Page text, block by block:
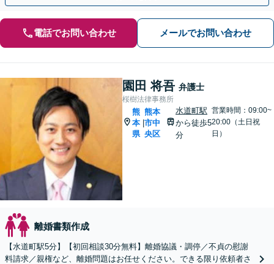
電話でお問い合わせ メールでお問い合わせ
園田 将吾 弁護士
桜樹法律事務所
熊
本
県
|
熊本
市中
央区
水道町駅
から徒歩5
分
営業時間：09:00~
20:00（土日祝
日）
離婚書類作成
【水道町駅5分】【初回相談30分無料】離婚協議・調停／不貞の慰謝
料請求／親権など、離婚問題はお任せください。できる限り依頼者さ